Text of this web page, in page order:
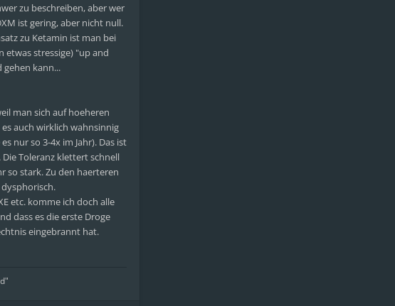
zu beschreiben, aber wer
ist gering, aber nicht null.
zu Ketamin ist man bei
etwas stressige) "up and
gehen kann...
man sich auf hoeheren
auch wirklich wahnsinnig
nur so 3-4x im Jahr). Das ist
Toleranz klettert schnell
so stark. Zu den haerteren
etc. komme ich doch alle
dass es die erste Droge
eingebrannt hat.